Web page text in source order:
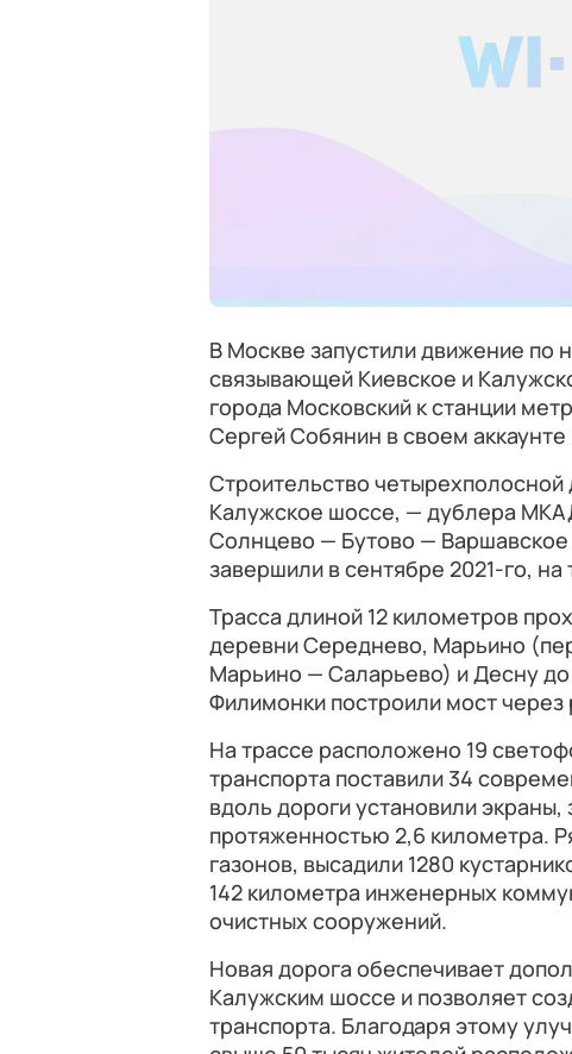
В Москве запустили движение по
связывающей Киевское и
города Московский к станции
Сергей Собянин в своем
Строительство
Калужское шоссе, — дублера
Солнцево — Бутово — Варшавское
завершили в сентябре 2021-го,
Трасса длиной 12 километров
деревни Середнево, Марьино
Марьино — Саларьево) и Десну
Филимонки построили мост через
На трассе расположено 19
транспорта поставили 34
вдоль дороги установили
протяженностью 2,6 километра.
газонов, высадили 1280
142 километра инженерных
очистных сооружений.
Новая дорога обеспечивает
Калужским шоссе и позволяет
транспорта. Благодаря этому